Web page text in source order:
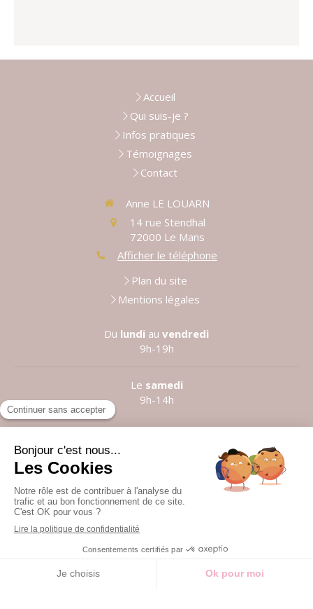
Accueil
Qui suis-je ?
Infos pratiques
Témoignages
Contact
Anne LE LOUARN
14 rue Stendhal
72000 Le Mans
Afficher le téléphone
Plan du site
Mentions légales
Du lundi au vendredi
9h-19h
Le samedi
9h-14h
Prendre rendez-vous
©2021 Anne LE LOUARN
Création et référencement du site par Simplébo